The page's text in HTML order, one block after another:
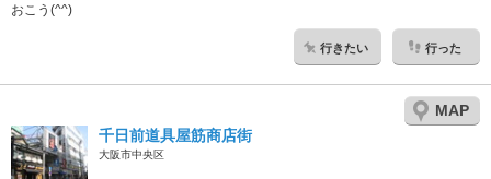
おこう(^^)
行きたい 行った
MAP
千日前道具屋筋商店街
大阪市中央区